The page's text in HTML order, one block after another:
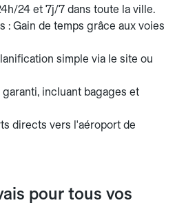
24 et 7j/7 dans toute la ville.
: Gain de temps grâce aux voies
simple via le site ou
garanti, incluant bagages et
directs vers l'aéroport de
pour tous vos